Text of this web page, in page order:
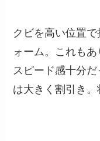
クビを高い位置
ォーム。これも
スピード感十分
は大きく割引き。